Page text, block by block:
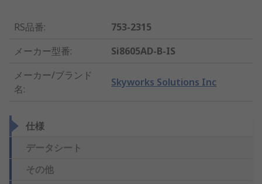
RS品番:
753-2315
メーカー型番:
Si8605AD-B-IS
メーカー/ブランド
名:
Skyworks Solutions Inc
仕様
データシート
その他